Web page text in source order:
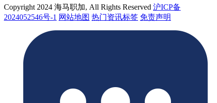
Copyright 2024 海马职加, All Rights Reserved 沪ICP备
2024052546号-1 网站地图 热门资讯标签 免责声明